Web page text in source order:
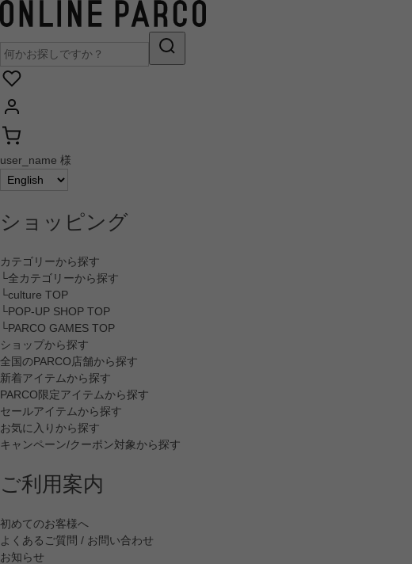
user_name 様
ショッピング
カテゴリーから探す
└全カテゴリーから探す
└culture TOP
└POP-UP SHOP TOP
└PARCO GAMES TOP
ショップから探す
全国のPARCO店舗から探す
新着アイテムから探す
PARCO限定アイテムから探す
セールアイテムから探す
お気に入りから探す
キャンペーン/クーポン対象から探す
ご利用案内
初めてのお客様へ
よくあるご質問 / お問い合わせ
お知らせ